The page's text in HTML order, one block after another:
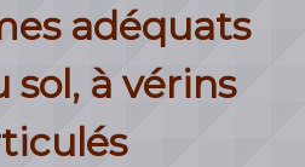
de
total dans
design, de la
adéquats
sol, à vérins